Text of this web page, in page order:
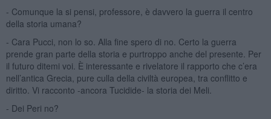
- Comunque la si pensi, professore, è davvero la guerra il centro
della storia umana?
- Cara Pucci, non lo so. Alla fine spero di no. Certo la guerra
prende gran parte della storia e purtroppo anche del presente. Per
il futuro ditemi voi. È interessante e rivelatore il rapporto che c’era
nell’antica Grecia, pure culla della civiltà europea, tra conflitto e
diritto. Vi racconto -ancora Tucidide- la storia dei Meli.
- Dei Peri no?